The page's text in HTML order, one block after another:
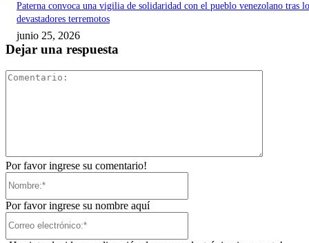
Paterna convoca una vigilia de solidaridad con el pueblo venezolano tras
devastadores terremotos
junio 25, 2026
Dejar una respuesta
Por favor ingrese su comentario!
Por favor ingrese su nombre aquí